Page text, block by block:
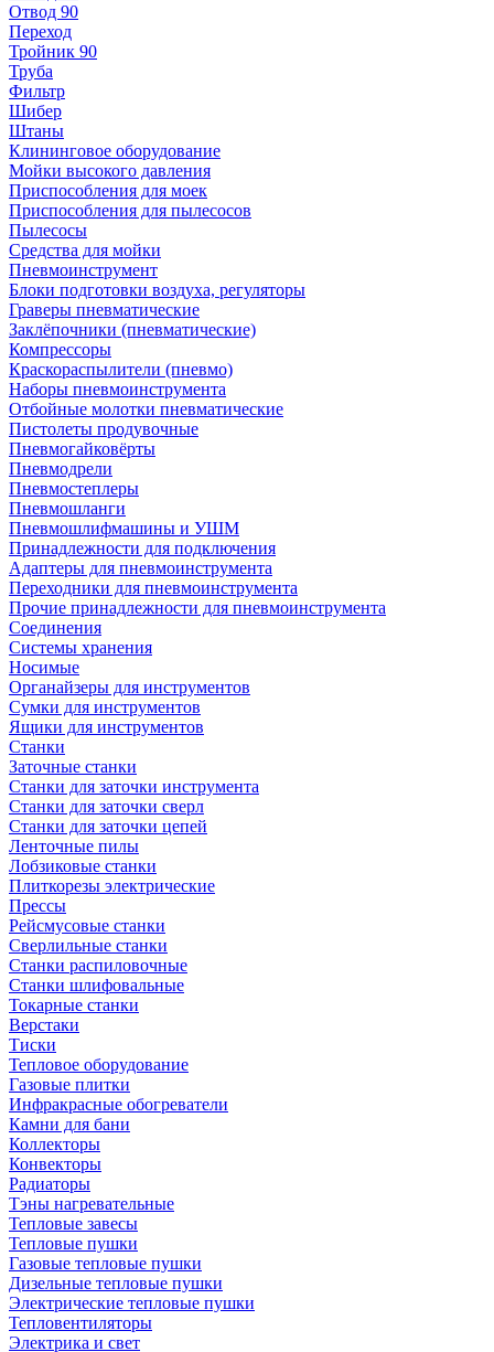
Отвод 90
Переход
Тройник 90
Труба
Фильтр
Шибер
Штаны
Клининговое оборудование
Мойки высокого давления
Приспособления для моек
Приспособления для пылесосов
Пылесосы
Средства для мойки
Пневмоинструмент
Блоки подготовки воздуха, регуляторы
Граверы пневматические
Заклёпочники (пневматические)
Компрессоры
Краскораспылители (пневмо)
Наборы пневмоинструмента
Отбойные молотки пневматические
Пистолеты продувочные
Пневмогайковёрты
Пневмодрели
Пневмостеплеры
Пневмошланги
Пневмошлифмашины и УШМ
Принадлежности для подключения
Адаптеры для пневмоинструмента
Переходники для пневмоинструмента
Прочие принадлежности для пневмоинструмента
Соединения
Системы хранения
Носимые
Органайзеры для инструментов
Сумки для инструментов
Ящики для инструментов
Станки
Заточные станки
Станки для заточки инструмента
Станки для заточки сверл
Станки для заточки цепей
Ленточные пилы
Лобзиковые станки
Плиткорезы электрические
Прессы
Рейсмусовые станки
Сверлильные станки
Станки распиловочные
Станки шлифовальные
Токарные станки
Верстаки
Тиски
Тепловое оборудование
Газовые плитки
Инфракрасные обогреватели
Камни для бани
Коллекторы
Конвекторы
Радиаторы
Тэны нагревательные
Тепловые завесы
Тепловые пушки
Газовые тепловые пушки
Дизельные тепловые пушки
Электрические тепловые пушки
Тепловентиляторы
Электрика и свет